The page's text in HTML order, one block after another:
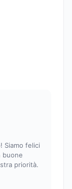
Siamo felici
buone
priorità.